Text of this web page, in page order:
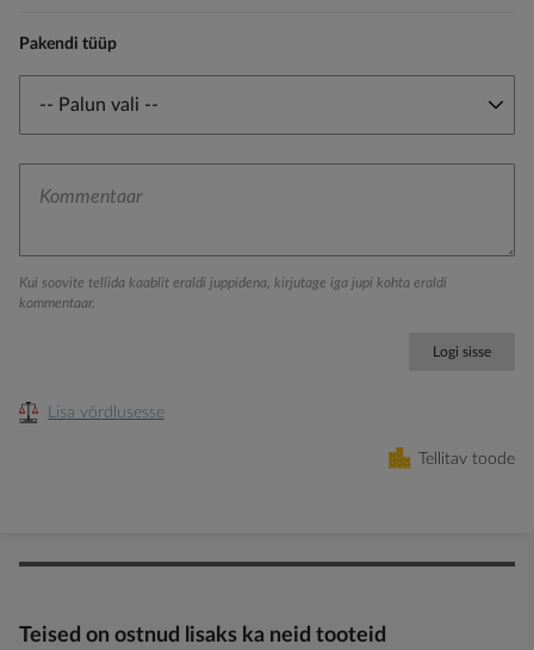
Pakendi tüüp
Kui soovite tellida kaablit eraldi juppidena, kirjutage iga jupi kohta eraldi
kommentaar.
Logi sisse
Lisa võrdlusesse
Tellitav toode
Teised on ostnud lisaks ka neid tooteid